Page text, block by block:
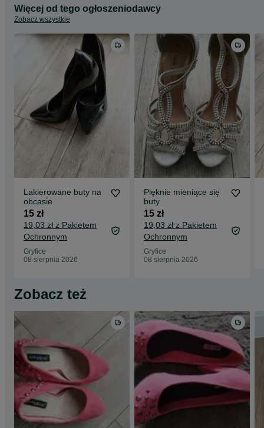
Więcej od tego ogłoszeniodawcy
Zobacz wszystkie
Lakierowane buty na
obcasie
15 zł
19,03 zł z Pakietem
Ochronnym
Gryfice
08 sierpnia 2026
Pięknie mieniące się
buty
15 zł
19,03 zł z Pakietem
Ochronnym
Gryfice
08 sierpnia 2026
Zobacz też